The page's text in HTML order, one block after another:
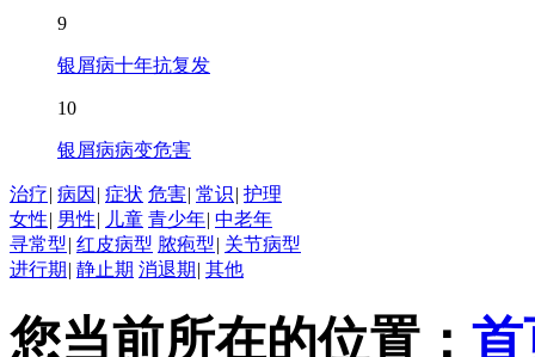
9
银屑病十年抗复发
10
银屑病病变危害
治疗| 病因 | 症状 危害| 常识| 护理
女性| 男性| 儿童 青少年| 中老年
寻常型| 红皮病型 脓疱型| 关节病型
进行期 | 静止期 消退期 | 其他
您当前所在的位置： 首